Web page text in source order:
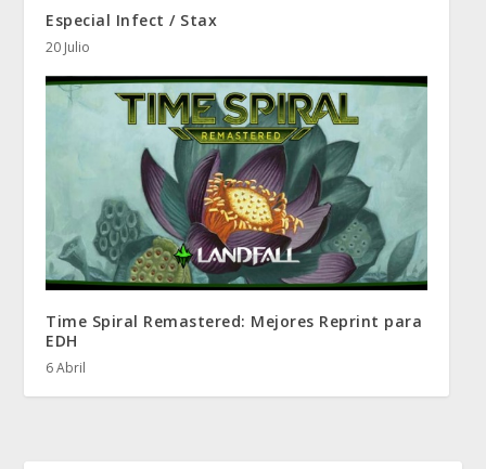
Especial Infect / Stax
20 Julio
Time Spiral Remastered: Mejores Reprint para
EDH
6 Abril